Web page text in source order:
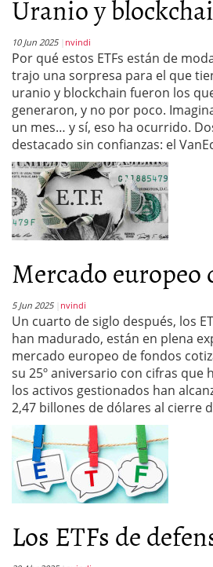
Uranio y
10 Jun 2025 nvindi
Por qué estos ETFs están de
trajo una sorpresa para el que
uranio y blockchain fueron los
generaron, y no por poco.
un mes… y sí, eso ha ocurrido.
destacado sin confianzas: el
Mercado europeo
5 Jun 2025 nvindi
Un cuarto de siglo después, los
han madurado, están en plena
mercado europeo de fondos
su 25º aniversario con cifras que
los activos gestionados han
2,47 billones de dólares al cierre
Los ETFs de